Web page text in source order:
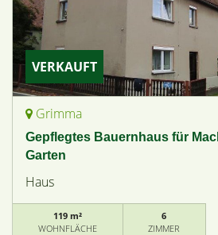
VERKAUFT
Grimma
Gepflegtes Bauernhaus für
Garten
Haus
119 m²
WOHNFLÄCHE
6
ZIMMER